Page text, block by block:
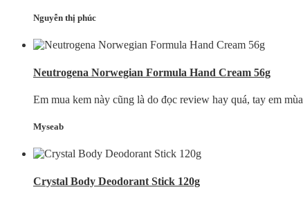
Nguyễn thị phúc
Neutrogena Norwegian Formula Hand Cream 56g
Em mua kem này cũng là do đọc review hay quá, tay em
Myseab
Crystal Body Deodorant Stick 120g